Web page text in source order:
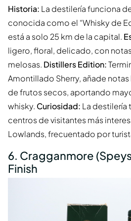
Historia: La destilería funciona
conocida como el “Whisky de
está a solo 25 km de la capital.
ligero, floral, delicado, con
melosas. Distillers Edition:
Amontillado Sherry, añade
de frutos secos, aportando
whisky. Curiosidad: La destilería
centros de visitantes más
Lowlands, frecuentado por
6. Cragganmore
Finish